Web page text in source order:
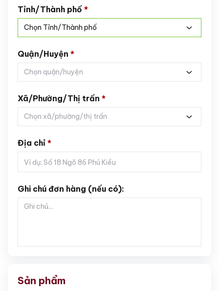
Tỉnh/Thành phố *
Chọn Tỉnh/Thành phố
Quận/Huyện *
Chọn quận/huyện
Xã/Phường/Thị trấn *
Chọn xã/phường/thị trấn
Địa chỉ *
Ghi chú đơn hàng (nếu có):
Sản phẩm